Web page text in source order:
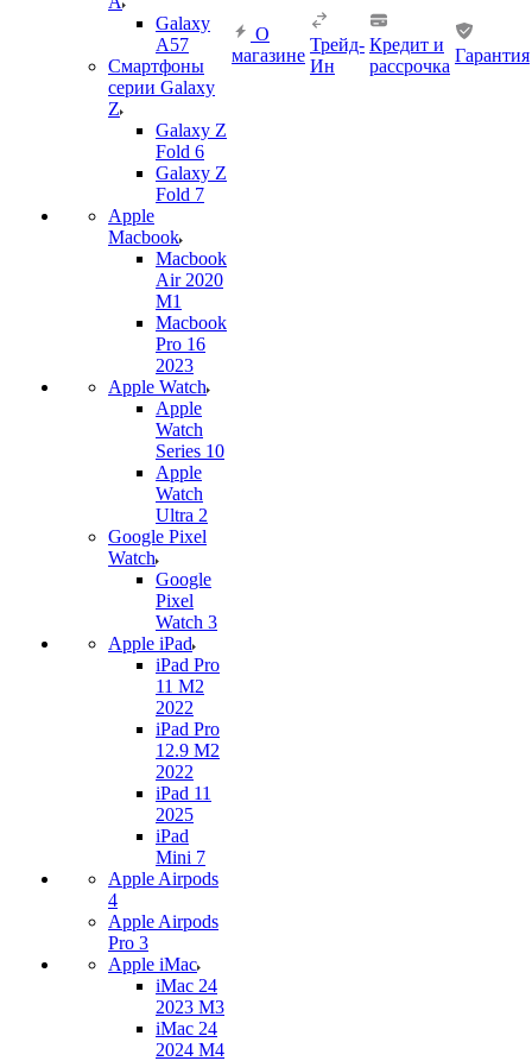
Galaxy
A57
Смартфоны
серии Galaxy
Z
Galaxy Z
Fold 6
Galaxy Z
Fold 7
Apple
Macbook
Macbook
Air 2020
M1
Macbook
Pro 16
2023
Apple Watch
Apple
Watch
Series 10
Apple
Watch
Ultra 2
Google Pixel
Watch
Google
Pixel
Watch 3
Apple iPad
iPad Pro
11 M2
2022
iPad Pro
12.9 M2
2022
iPad 11
2025
iPad
Mini 7
Apple Airpods
4
Apple Airpods
Pro 3
Apple iMac
iMac 24
2023 M3
iMac 24
2024 M4
О
магазине
Трейд-
Ин
Кредит и
рассрочка
Гарантия